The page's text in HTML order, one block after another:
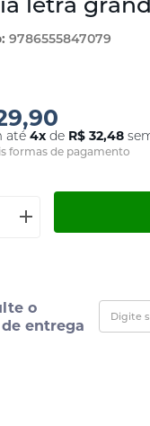
9786555847079
até 4x de R$ 32,48
formas de pagamento
o
entrega